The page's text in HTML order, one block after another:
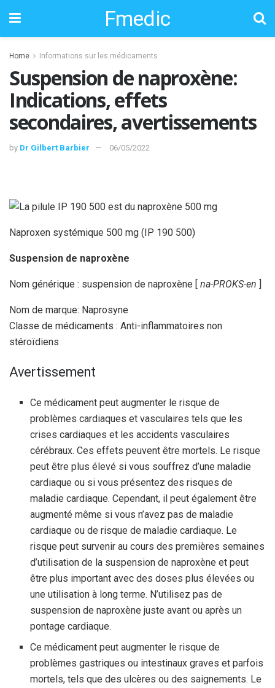
Fmedic
Home Informations sur les médicaments
Suspension de naproxène:
Indications, effets
secondaires, avertissements
by Dr Gilbert Barbier 06/05/2022
Naproxen systémique 500 mg (IP 190 500)
Suspension de naproxène
Nom générique : suspension de naproxène [ na-PROKS-en ]
Nom de marque: Naprosyne
Classe de médicaments : Anti-inflammatoires non
stéroïdiens
Avertissement
Ce médicament peut augmenter le risque de
problèmes cardiaques et vasculaires tels que les
crises cardiaques et les accidents vasculaires
cérébraux. Ces effets peuvent être mortels. Le risque
peut être plus élevé si vous souffrez d’une maladie
cardiaque ou si vous présentez des risques de
maladie cardiaque. Cependant, il peut également être
augmenté même si vous n’avez pas de maladie
cardiaque ou de risque de maladie cardiaque. Le
risque peut survenir au cours des premières semaines
d’utilisation de la suspension de naproxène et peut
être plus important avec des doses plus élevées ou
une utilisation à long terme. N’utilisez pas de
suspension de naproxène juste avant ou après un
pontage cardiaque.
Ce médicament peut augmenter le risque de
problèmes gastriques ou intestinaux graves et parfois
mortels, tels que des ulcères ou des saignements. Le